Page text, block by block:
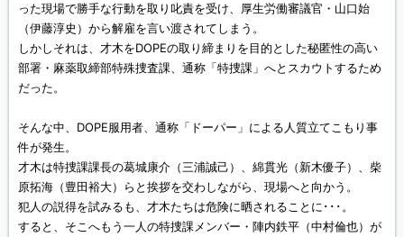
った現場で勝手な行動を取り叱責を受け、厚生労働審議官・山口始
（伊藤淳史）から解雇を言い渡されてしまう。
しかしそれは、才木をDOPEの取り締まりを目的とした秘匿性の高い
部署・麻薬取締部特殊捜査課、通称「特捜課」へとスカウトするため
だった。
そんな中、DOPE服用者、通称「ドーパー」による人質立てこもり事
件が発生。
才木は特捜課課長の葛城康介（三浦誠己）、綿貫光（新木優子）、柴
原拓海（豊田裕大）らと挨拶を交わしながら、現場へと向かう。
犯人の説得を試みるも、才木たちは危険に晒されることに･･･。
すると、そこへもう一人の特捜課メンバー・陣内鉄平（中村倫也）が